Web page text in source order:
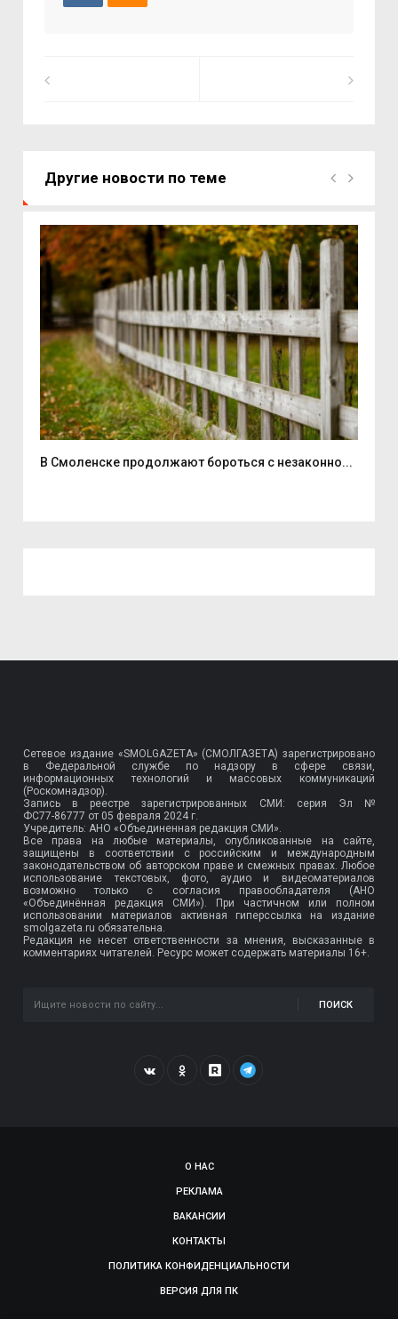
Другие новости по теме
В Смоленске продолжают бороться с незаконно...
Сетевое издание «SMOLGAZETA» (СМОЛГАЗЕТА) зарегистрировано
в Федеральной службе по надзору в сфере связи,
информационных технологий и массовых коммуникаций
(Роскомнадзор).
Запись в реестре зарегистрированных СМИ: серия Эл №
ФС77-86777 от 05 февраля 2024 г.
Учредитель: АНО «Объединенная редакция СМИ».
Все права на любые материалы, опубликованные на сайте,
защищены в соответствии с российским и международным
законодательством об авторском праве и смежных правах. Любое
использование текстовых, фото, аудио и видеоматериалов
возможно только с согласия правообладателя (АНО
«Объединённая редакция СМИ»). При частичном или полном
использовании материалов активная гиперссылка на издание
smolgazeta.ru обязательна.
Редакция не несет ответственности за мнения, высказанные в
комментариях читателей. Ресурс может содержать материалы 16+.
ПОИСК
О НАС
РЕКЛАМА
ВАКАНСИИ
КОНТАКТЫ
ПОЛИТИКА КОНФИДЕНЦИАЛЬНОСТИ
ВЕРСИЯ ДЛЯ ПК